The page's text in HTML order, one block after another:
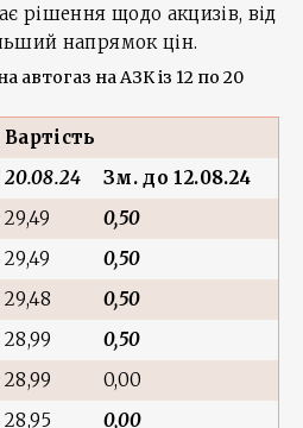
рішення щодо акцизів, від
напрямок цін.
автогаз на АЗК із 12 по 20
Вартість
20.08.24
Зм. до 12.08.24
29,49
0,50
29,49
0,50
29,48
0,50
28,99
0,50
28,99
0,00
28,95
0,00